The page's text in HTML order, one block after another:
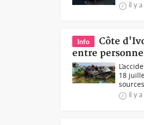
il y
Info
Côte
entre
18
il y